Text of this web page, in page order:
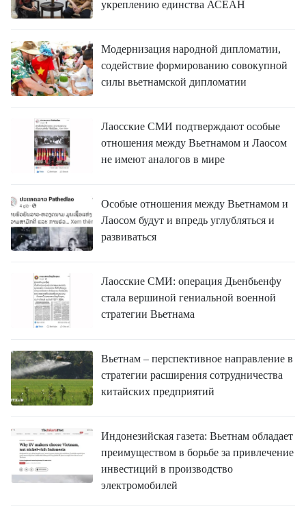
укреплению единства АСЕАН
Модернизация народной дипломатии,
содействие формированию совокупной
силы вьетнамской дипломатии
Лаосские СМИ подтверждают особые
отношения между Вьетнамом и Лаосом
не имеют аналогов в мире
Особые отношения между Вьетнамом и
Лаосом будут и впредь углубляться и
развиваться
Лаосские СМИ: операция Дьенбьенфу
стала вершиной гениальной военной
стратегии Вьетнама
Вьетнам – перспективное направление в
стратегии расширения сотрудничества
китайских предприятий
Индонезийская газета: Вьетнам обладает
преимуществом в борьбе за привлечение
инвестиций в производство
электромобилей